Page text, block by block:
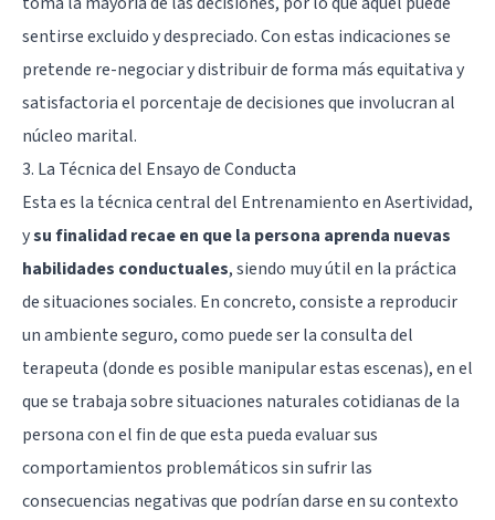
sentirse excluido y despreciado. Con estas indicaciones se
pretende re-negociar y distribuir de forma más equitativa y
satisfactoria el porcentaje de decisiones que involucran al
núcleo marital.
3. La Técnica del Ensayo de Conducta
Esta es la técnica central del Entrenamiento en Asertividad,
ysu finalidad recae en que la persona aprenda nuevas
habilidades conductuales, siendo muy útil en la práctica
de situaciones sociales. En concreto, consiste a reproducir
un ambiente seguro, como puede ser la consulta del
terapeuta (donde es posible manipular estas escenas), en el
que se trabaja sobre situaciones naturales cotidianas de la
persona con el fin de que esta pueda evaluar sus
comportamientos problemáticos sin sufrir las
consecuencias negativas que podrían darse en su contexto